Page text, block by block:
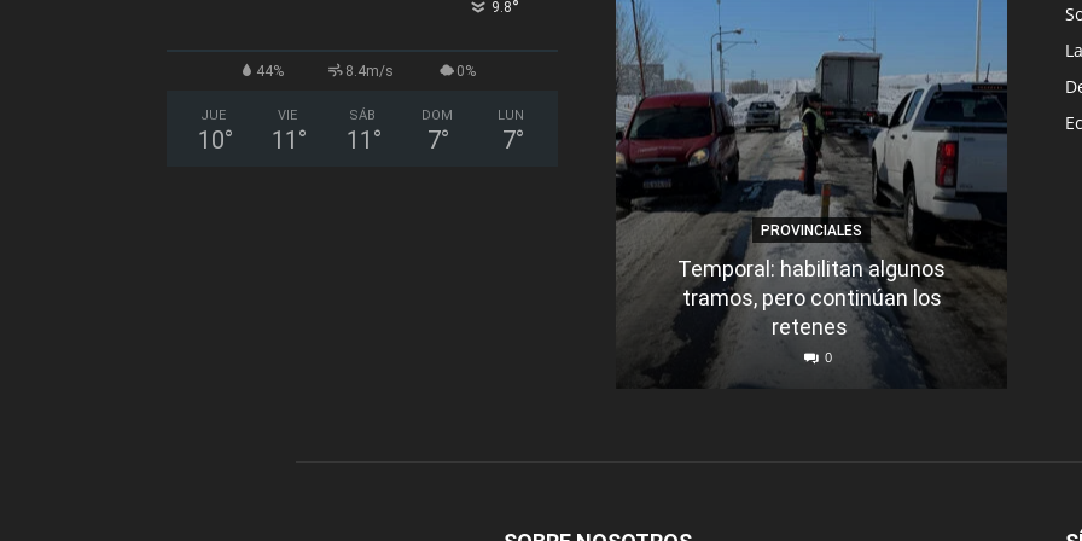
9.8°
44% 8.4m/s 0%
JUE
10°
VIE
11 °
SÁB
11 °
DOM
7°
LUN
7°
PROVINCIALES
Temporal: habilitan algunos
tramos, pero continúan los
retenes
0